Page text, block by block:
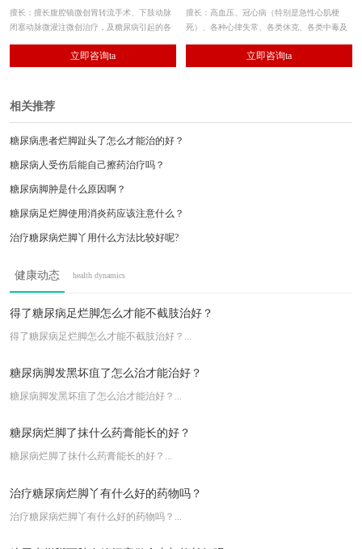
擅长：擅长腹腔镜微创胃转流手术、下肢动脉
闭塞动脉微灌注微创治疗，及糖尿病引起的各
立即咨询ta
擅长：高血压、冠心病（特别是急性心肌梗
死）、各种心律失常、各类休克、各类中毒及
立即咨询ta
相关推荐
糖尿病患者烂脚趾头了怎么才能治的好？
糖尿病人受伤后能自己擦药治疗吗？
糖尿病脚肿是什么原因啊？
糖尿病足烂脚使用消炎药应该注意什么？
治疗糖尿病烂脚丫用什么方法比较好呢?
国内哪家医院做减肥手术效果好啊？
糖尿病足国内哪家医院看得好啊？
健康动态 health dynamics
得了糖尿病足烂脚怎么才能不截肢治好？
得了糖尿病足烂脚怎么才能不截肢治好？...
糖尿病脚发黑坏疽了怎么治才能治好？
糖尿病脚发黑坏疽了怎么治才能治好？...
糖尿病烂脚了抹什么药膏能长的好？
糖尿病烂脚了抹什么药膏能长的好？...
治疗糖尿病烂脚丫有什么好的药物吗？
治疗糖尿病烂脚丫有什么好的药物吗？...